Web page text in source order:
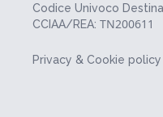
Codice Univoco
CCIAA/REA: TN200611
Privacy & Cookie policy